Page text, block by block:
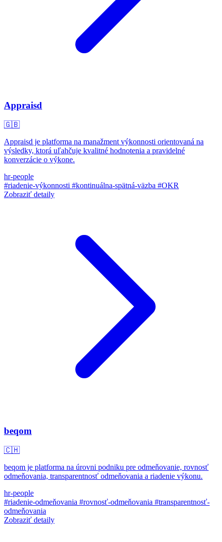
Appraisd
🇬🇧
Appraisd je platforma na manažment výkonnosti orientovaná na
výsledky, ktorá uľahčuje kvalitné hodnotenia a pravidelné
konverzácie o výkone.
hr-people
#riadenie-výkonnosti #kontinuálna-spätná-väzba #OKR
Zobraziť detaily
beqom
🇨🇭
beqom je platforma na úrovni podniku pre odmeňovanie, rovnosť
odmeňovania, transparentnosť odmeňovania a riadenie výkonu.
hr-people
#riadenie-odmeňovania #rovnosť-odmeňovania #transparentnosť-
odmeňovania
Zobraziť detaily